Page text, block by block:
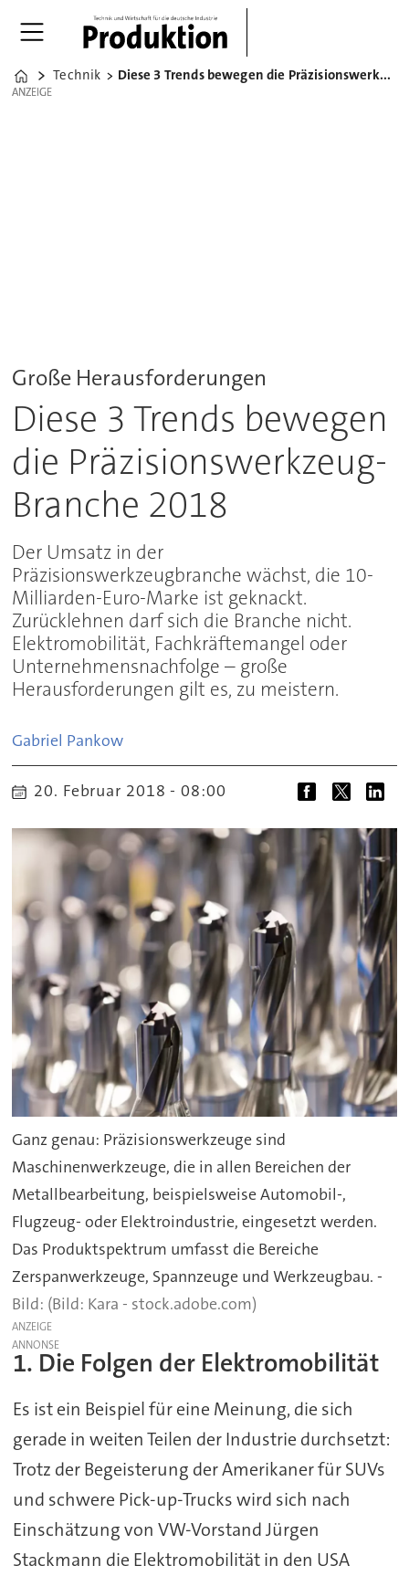
Home
Technik Diese 3 Trends bewegen die Präzisionswerkzeug-Branche 2018
ANZEIGE
ANZEIGE
Große Herausforderungen
Diese 3 Trends bewegen
die Präzisionswerkzeug-
Branche 2018
Der Umsatz in der
Präzisionswerkzeugbranche wächst, die 10-
Milliarden-Euro-Marke ist geknackt.
Zurücklehnen darf sich die Branche nicht.
Elektromobilität, Fachkräftemangel oder
Unternehmensnachfolge – große
Herausforderungen gilt es, zu meistern.
Gabriel Pankow
20. Februar 2018 - 08:00
Ganz genau: Präzisionswerkzeuge sind
Maschinenwerkzeuge, die in allen Bereichen der
Metallbearbeitung, beispielsweise Automobil-,
Flugzeug- oder Elektroindustrie, eingesetzt werden.
Das Produktspektrum umfasst die Bereiche
Zerspanwerkzeuge, Spannzeuge und Werkzeugbau. -
(Bild: Kara - stock.adobe.com)
ANZEIGE
1. Die Folgen der Elektromobilität
Es ist ein Beispiel für eine Meinung, die sich
gerade in weiten Teilen der Industrie durchsetzt:
Trotz der Begeisterung der Amerikaner für SUVs
und schwere Pick-up-Trucks wird sich nach
Einschätzung von VW-Vorstand Jürgen
Stackmann die Elektromobilität in den USA